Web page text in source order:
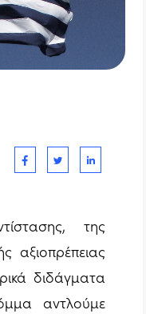
της
αξιοπρέπειας
διδάγματα
αντλούμε